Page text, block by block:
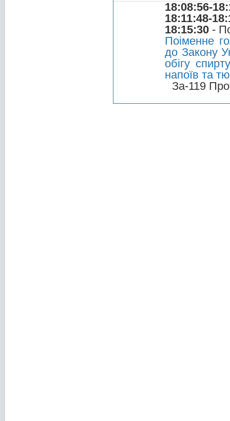
18:08:56-
18:11:48-
18:15:30 -
Поіменне
до Закону
обігу
напоїв та
За-119